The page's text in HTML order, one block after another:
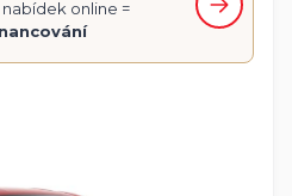
nabídek online =